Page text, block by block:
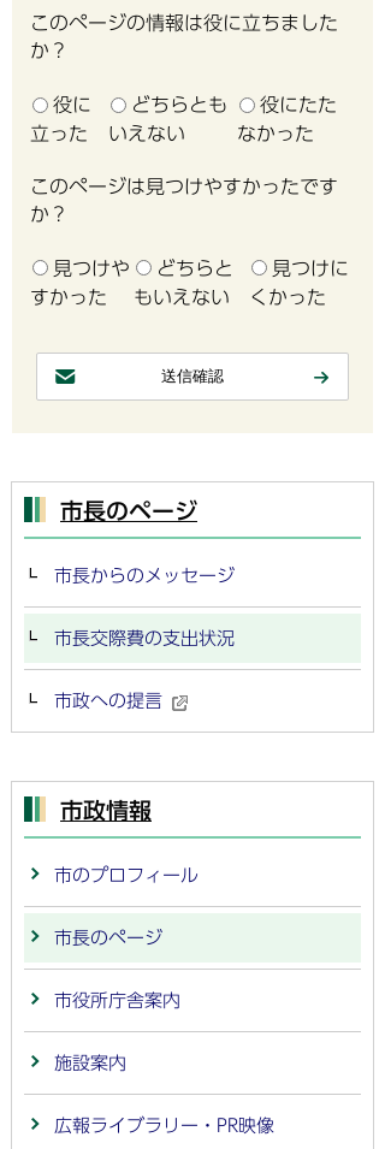
このページの情報は役に立ちました
か？
役に
立った
どちらとも
いえない
役にたた
なかった
このページは見つけやすかったです
か？
見つけや
すかった
どちらと
もいえない
見つけに
くかった
市長のページ
市長からのメッセージ
市長交際費の支出状況
市政への提言
市政情報
市のプロフィール
市長のページ
市役所庁舎案内
施設案内
広報ライブラリー・PR映像